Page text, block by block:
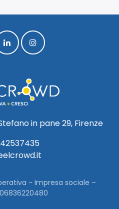
in pane 29, Firenze
- Impresa sociale –